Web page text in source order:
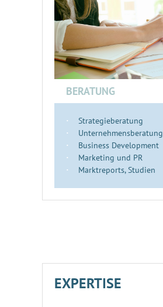
BERATUNG
Strategieberatung
Unternehmensberatung
Business Development
Marketing und PR
Marktreports, Studien
EXPERTISE